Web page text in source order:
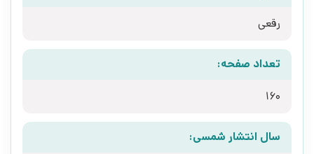
رقعی
تعداد صفحه:
160
سال انتشار شمسی: